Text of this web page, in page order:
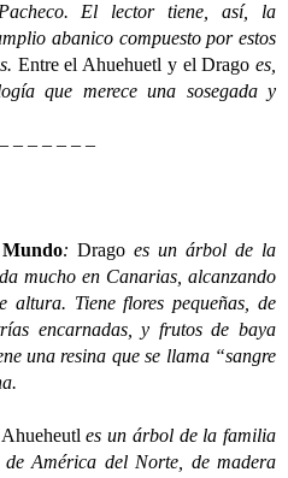
El lector tiene, así, la
abanico compuesto por estos
Entre el Ahuehuetl y el Drago es,
que merece una sosegada y
– – – – – –
: Drago es un árbol de la
mucho en Canarias, alcanzando
altura. Tiene flores pequeñas, de
encarnadas, y frutos de baya
una resina que se llama “sangre
Ahueheutl es un árbol de la familia
América del Norte, de madera